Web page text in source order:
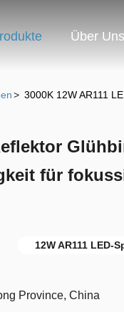
Über Uns
> 3000K 12W AR111
für
12W AR111 LED-
Province, China